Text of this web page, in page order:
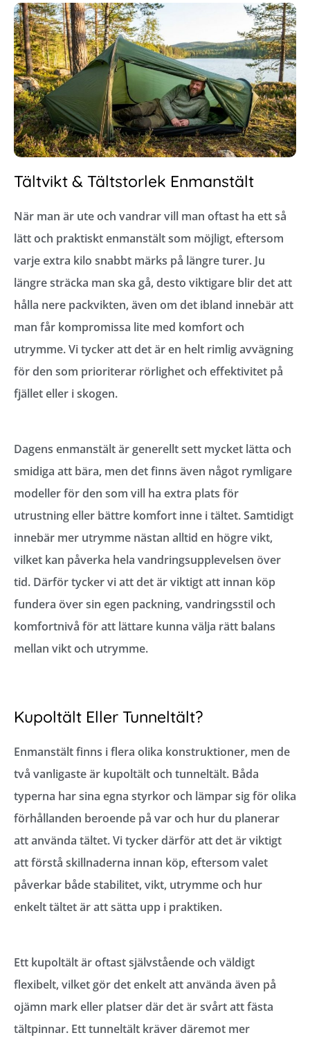
Tältvikt & Tältstorlek Enmanstält
När man är ute och vandrar vill man oftast ha ett så
lätt och praktiskt enmanstält som möjligt, eftersom
varje extra kilo snabbt märks på längre turer. Ju
längre sträcka man ska gå, desto viktigare blir det att
hålla nere packvikten, även om det ibland innebär att
man får kompromissa lite med komfort och
utrymme. Vi tycker att det är en helt rimlig avvägning
för den som prioriterar rörlighet och effektivitet på
fjället eller i skogen.
Dagens enmanstält är generellt sett mycket lätta och
smidiga att bära, men det finns även något rymligare
modeller för den som vill ha extra plats för
utrustning eller bättre komfort inne i tältet. Samtidigt
innebär mer utrymme nästan alltid en högre vikt,
vilket kan påverka hela vandringsupplevelsen över
tid. Därför tycker vi att det är viktigt att innan köp
fundera över sin egen packning, vandringsstil och
komfortnivå för att lättare kunna välja rätt balans
mellan vikt och utrymme.
Kupoltält Eller Tunneltält?
Enmanstält finns i flera olika konstruktioner, men de
två vanligaste är kupoltält och tunneltält. Båda
typerna har sina egna styrkor och lämpar sig för olika
förhållanden beroende på var och hur du planerar
att använda tältet. Vi tycker därför att det är viktigt
att förstå skillnaderna innan köp, eftersom valet
påverkar både stabilitet, vikt, utrymme och hur
enkelt tältet är att sätta upp i praktiken.
Ett kupoltält är oftast självstående och väldigt
flexibelt, vilket gör det enkelt att använda även på
ojämn mark eller platser där det är svårt att fästa
tältpinnar. Ett tunneltält kräver däremot mer